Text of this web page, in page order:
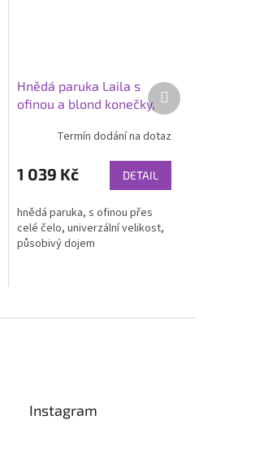
Hnědá paruka Laila s
ofinou a blond konečky,
Termín dodání na dotaz
1 039 Kč DETAIL
hnědá paruka, s ofinou přes
celé čelo, univerzální velikost,
působivý dojem
Další
produkt
Instagram